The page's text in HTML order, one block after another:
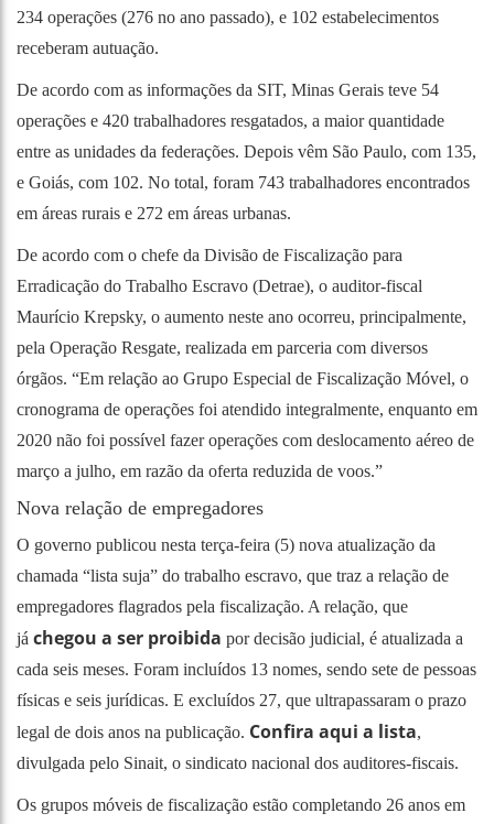
234 operações (276 no ano passado), e 102 estabelecimentos
receberam autuação.
De acordo com as informações da SIT, Minas Gerais teve 54
operações e 420 trabalhadores resgatados, a maior quantidade
entre as unidades da federações. Depois vêm São Paulo, com 135,
e Goiás, com 102. No total, foram 743 trabalhadores encontrados
em áreas rurais e 272 em áreas urbanas.
De acordo com o chefe da Divisão de Fiscalização para
Erradicação do Trabalho Escravo (Detrae), o auditor-fiscal
Maurício Krepsky, o aumento neste ano ocorreu, principalmente,
pela Operação Resgate, realizada em parceria com diversos
órgãos. “Em relação ao Grupo Especial de Fiscalização Móvel, o
cronograma de operações foi atendido integralmente, enquanto em
2020 não foi possível fazer operações com deslocamento aéreo de
março a julho, em razão da oferta reduzida de voos.”
Nova relação de empregadores
O governo publicou nesta terça-feira (5) nova atualização da
chamada “lista suja” do trabalho escravo, que traz a relação de
empregadores flagrados pela fiscalização. A relação, que
já chegou a ser proibida por decisão judicial, é atualizada a
cada seis meses. Foram incluídos 13 nomes, sendo sete de pessoas
físicas e seis jurídicas. E excluídos 27, que ultrapassaram o prazo
legal de dois anos na publicação. Confira aqui a lista,
divulgada pelo Sinait, o sindicato nacional dos auditores-fiscais.
Os grupos móveis de fiscalização estão completando 26 anos em